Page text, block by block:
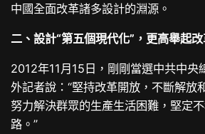
中國全面改革諸多設計的淵源。
二、設計“第五個現代化”，更高舉起
2012年11月15日，剛剛當選中共中央
外記者說：“堅持改革開放，不斷解放
努力解決群眾的生產生活困難，堅定
路。”